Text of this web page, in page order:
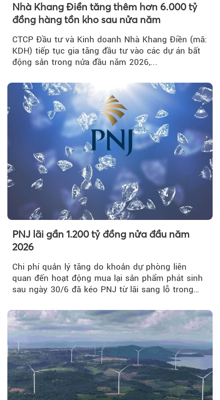
Nhà Khang Điền tăng thêm hơn 6.000 tỷ
đồng hàng tồn kho sau nửa năm
CTCP Đầu tư và Kinh doanh Nhà Khang Điền (mã:
KDH) tiếp tục gia tăng đầu tư vào các dự án bất
động sản trong nửa đầu năm 2026,...
PNJ lãi gần 1.200 tỷ đồng nửa đầu năm
2026
Chi phí quản lý tăng do khoản dự phòng liên
quan đến hoạt động mua lại sản phẩm phát sinh
sau ngày 30/6 đã kéo PNJ từ lãi sang lỗ trong